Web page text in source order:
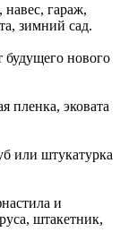
гараж,
зимний сад.
нового
пленка, эковата
или штукатурка
и
штакетник,